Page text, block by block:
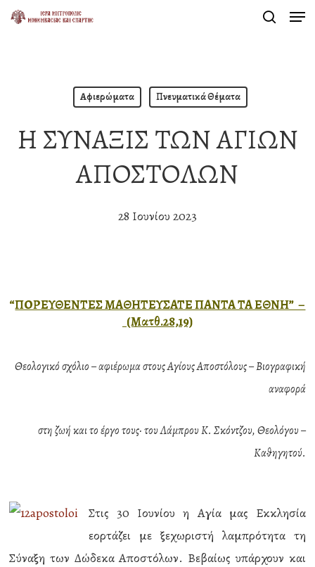
Skip
Αφιερώματα Πνευματικά Θέματα
Η ΣΥΝΑΞΙΣ ΤΩΝ ΑΓΙΩΝ
ΑΠΟΣΤΟΛΩΝ
28 Ιουνίου 2023
“ΠΟΡΕΥΘΕΝΤΕΣ ΜΑΘΗΤΕΥΣΑΤΕ ΠΑΝΤΑ ΤΑ ΕΘΝΗ” –
(Ματθ.28,19)
Θεολογικό σχόλιο – αφιέρωμα στους Αγίους Αποστόλους –Βιογραφική
αναφορά
στη ζωή και το έργο τους·του Λάμπρου Κ. Σκόντζου, Θεολόγου –
Καθηγητού.
Στις 30 Ιουνίου η Αγία μας Εκκλησία
εορτάζει με ξεχωριστή λαμπρότητα τη
Σύναξη των Δώδεκα Αποστόλων. Βεβαίως υπάρχουν και